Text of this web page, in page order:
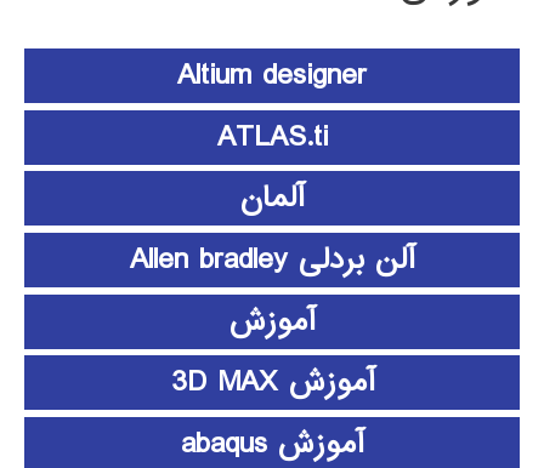
Altium designer
ATLAS.ti
آلمان
آلن بردلی Allen bradley
آموزش
آموزش 3D MAX
آموزش abaqus